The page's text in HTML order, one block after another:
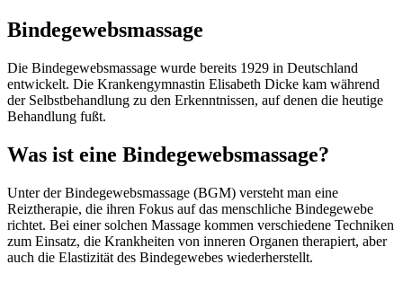
Bindegewebsmassage
Die Bindegewebsmassage wurde bereits 1929 in Deutschland
entwickelt. Die Krankengymnastin Elisabeth Dicke kam während
der Selbstbehandlung zu den Erkenntnissen, auf denen die heutige
Behandlung fußt.
Was ist eine Bindegewebsmassage?
Unter der Bindegewebsmassage (BGM) versteht man eine
Reiztherapie, die ihren Fokus auf das menschliche Bindegewebe
richtet. Bei einer solchen Massage kommen verschiedene Techniken
zum Einsatz, die Krankheiten von inneren Organen therapiert, aber
auch die Elastizität des Bindegewebes wiederherstellt.